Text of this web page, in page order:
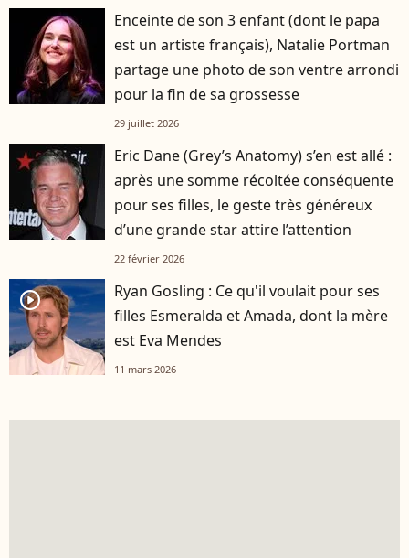
Enceinte de son 3 enfant (dont le papa
est un artiste français), Natalie Portman
partage une photo de son ventre arrondi
pour la fin de sa grossesse
29 juillet 2026
Eric Dane (Grey’s Anatomy) s’en est allé :
après une somme récoltée conséquente
pour ses filles, le geste très généreux
d’une grande star attire l’attention
22 février 2026
player2
Ryan Gosling : Ce qu'il voulait pour ses
filles Esmeralda et Amada, dont la mère
est Eva Mendes
11 mars 2026